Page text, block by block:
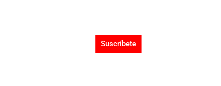
Suscríbete